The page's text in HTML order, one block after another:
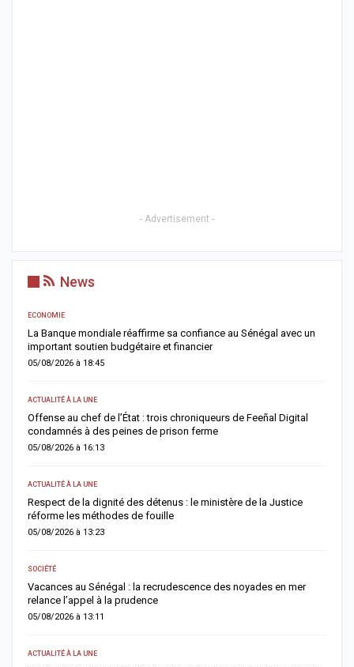
- Advertisement -
News
ECONOMIE
La Banque mondiale réaffirme sa confiance au Sénégal avec un
important soutien budgétaire et financier
05/08/2026 à 18:45
ACTUALITÉ À LA UNE
Offense au chef de l’État : trois chroniqueurs de Feeñal Digital
condamnés à des peines de prison ferme
05/08/2026 à 16:13
ACTUALITÉ À LA UNE
Respect de la dignité des détenus : le ministère de la Justice
réforme les méthodes de fouille
05/08/2026 à 13:23
SOCIÉTÉ
Vacances au Sénégal : la recrudescence des noyades en mer
relance l’appel à la prudence
05/08/2026 à 13:11
ACTUALITÉ À LA UNE